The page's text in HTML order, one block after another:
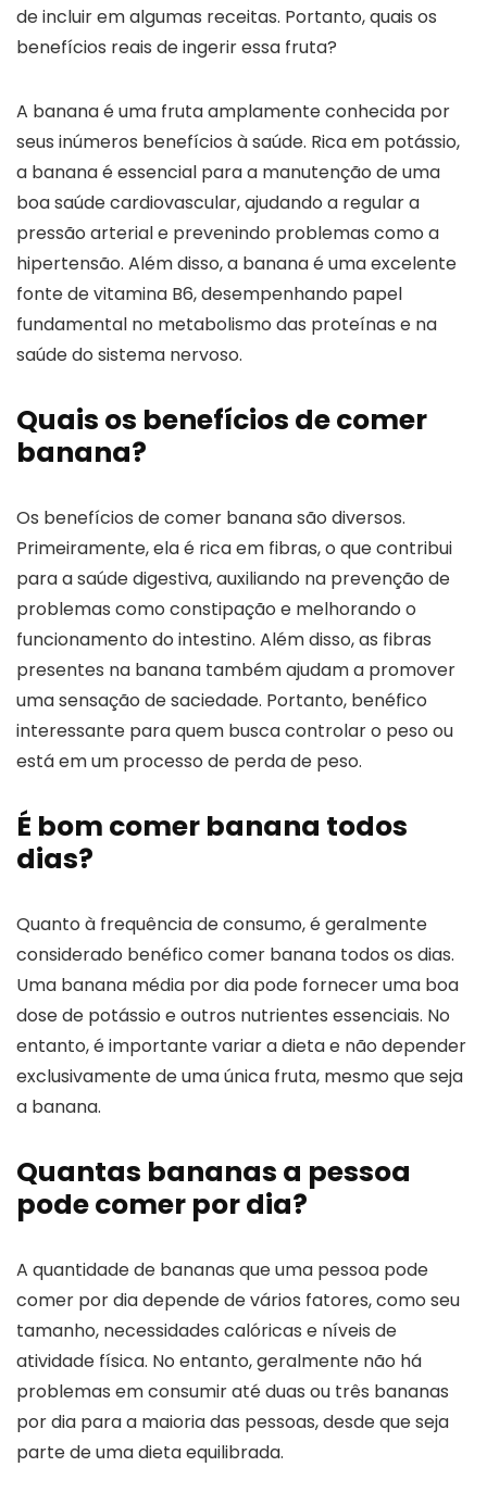
de incluir em algumas receitas. Portanto, quais os
benefícios reais de ingerir essa fruta?
A banana é uma fruta amplamente conhecida por
seus inúmeros benefícios à saúde. Rica em potássio,
a banana é essencial para a manutenção de uma
boa saúde cardiovascular, ajudando a regular a
pressão arterial e prevenindo problemas como a
hipertensão. Além disso, a banana é uma excelente
fonte de vitamina B6, desempenhando papel
fundamental no metabolismo das proteínas e na
saúde do sistema nervoso.
Quais os benefícios de comer
banana?
Os benefícios de comer banana são diversos.
Primeiramente, ela é rica em fibras, o que contribui
para a saúde digestiva, auxiliando na prevenção de
problemas como constipação e melhorando o
funcionamento do intestino. Além disso, as fibras
presentes na banana também ajudam a promover
uma sensação de saciedade. Portanto, benéfico
interessante para quem busca controlar o peso ou
está em um processo de perda de peso.
É bom comer banana todos
dias?
Quanto à frequência de consumo, é geralmente
considerado benéfico comer banana todos os dias.
Uma banana média por dia pode fornecer uma boa
dose de potássio e outros nutrientes essenciais. No
entanto, é importante variar a dieta e não depender
exclusivamente de uma única fruta, mesmo que seja
a banana.
Quantas bananas a pessoa
pode comer por dia?
A quantidade de bananas que uma pessoa pode
comer por dia depende de vários fatores, como seu
tamanho, necessidades calóricas e níveis de
atividade física. No entanto, geralmente não há
problemas em consumir até duas ou três bananas
por dia para a maioria das pessoas, desde que seja
parte de uma dieta equilibrada.